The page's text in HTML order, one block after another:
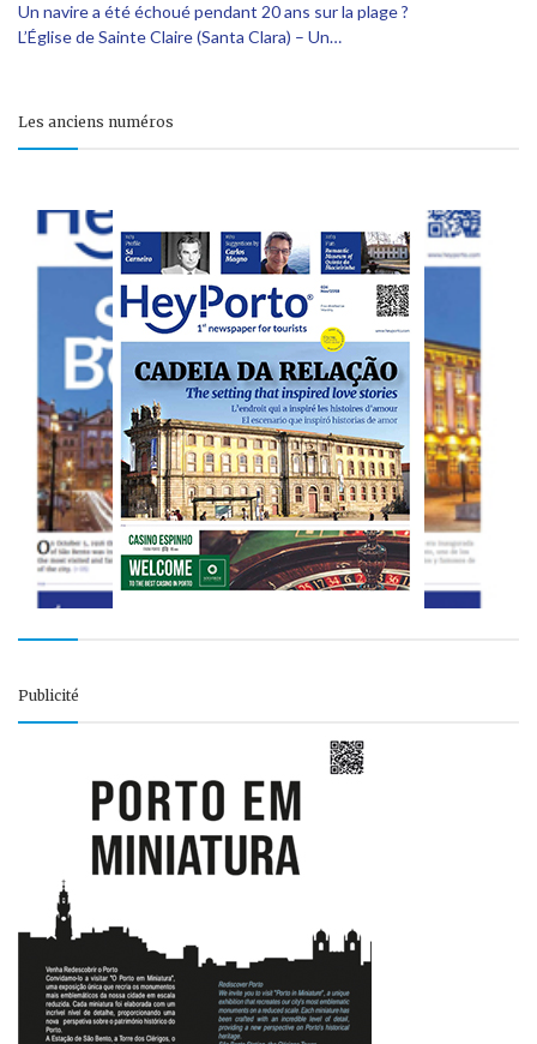
Un navire a été échoué pendant 20 ans sur la plage ?
L’Église de Sainte Claire (Santa Clara) – Un…
Les anciens numéros
Publicité